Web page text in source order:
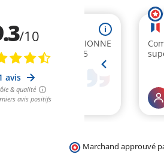
Marchand approuvé